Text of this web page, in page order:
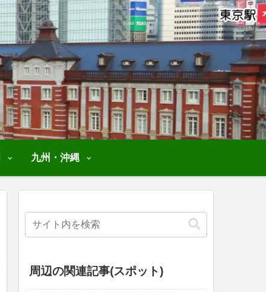
九州・沖縄
周辺の関連記事(スポット)